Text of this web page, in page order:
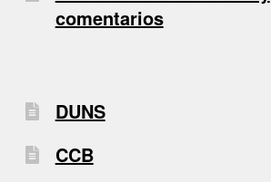
comentarios
DUNS
CCB